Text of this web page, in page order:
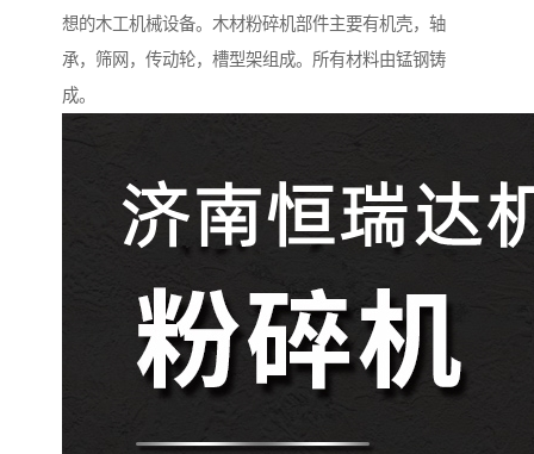
想的木工机械设备。木材粉碎机部件主要有机壳，轴
承，筛网，传动轮，槽型架组成。所有材料由锰钢铸
成。